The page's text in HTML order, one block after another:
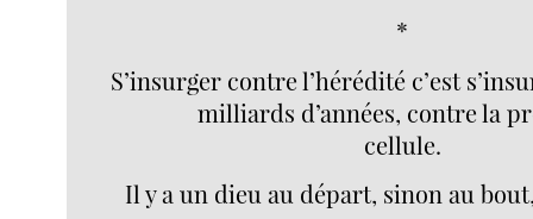
*
S’insurger contre l’hérédité c’est
milliards d’années, contre la
cellule.
Il y a un dieu au départ, sinon au